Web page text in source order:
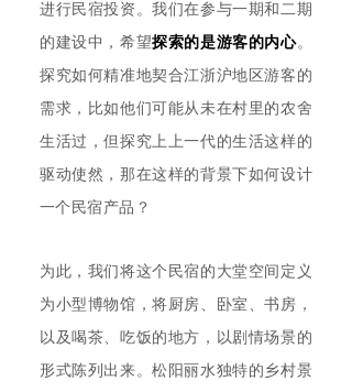
进行民宿投资。我们在参与一期和二期
的建设中，希望探索的是游客的内心。
探究如何精准地契合江浙沪地区游客的
需求，比如他们可能从未在村里的农舍
生活过，但探究上上一代的生活这样的
驱动使然，那在这样的背景下如何设计
一个民宿产品？
为此，我们将这个民宿的大堂空间定义
为小型博物馆，将厨房、卧室、书房，
以及喝茶、吃饭的地方，以剧情场景的
形式陈列出来。松阳丽水独特的乡村景